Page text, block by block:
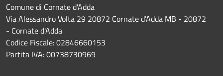
Comune di Cornate d'Adda
Via Alessandro Volta 29 20872 Cornate d'Adda MB - 20872
- Cornate d'Adda
Codice Fiscale: 02846660153
Partita IVA: 00738730969